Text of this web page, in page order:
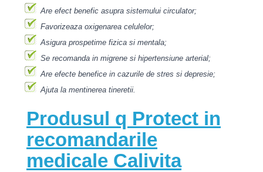
Are efect benefic asupra sistemului circulator;
Favorizeaza oxigenarea celulelor;
Asigura prospetime fizica si mentala;
Se recomanda in migrene si hipertensiune arterial;
Are efecte benefice in cazurile de stres si depresie;
Ajuta la mentinerea tineretii.
Produsul q Protect in
recomandarile
medicale Calivita